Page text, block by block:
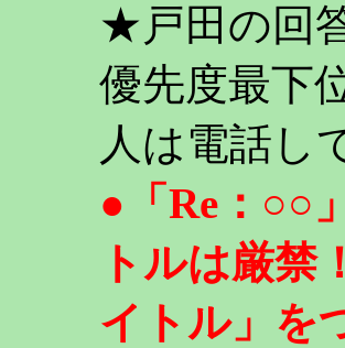
★戸田の回
優先度最下
人は電話し
●「Re：○○
トルは厳
イトル」を